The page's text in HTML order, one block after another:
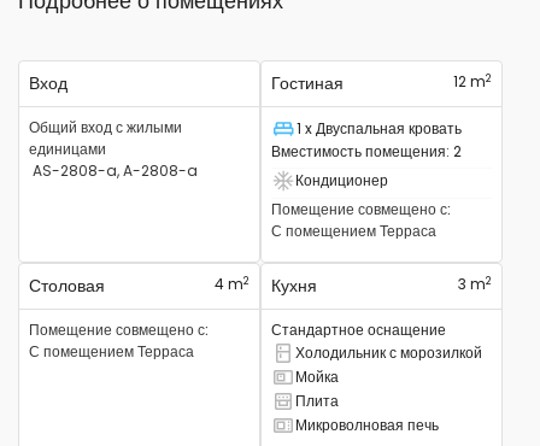
Вход
Общий вход с жилыми
единицами
AS-2808-a, A-2808-a
Гостиная 12 m2
Спальное место
1 x Двуспальная кровать
Вместимость помещения: 2
Есть кондиционер
Кондиционер
Помещение совмещено с:
С помещениемТерраса
Столовая 4 m2
Помещение совмещено с:
С помещениемТерраса
Кухня 3 m2
Стандартное оснащение
Есть комбинированный холодильник.
Холодильник с морозилкой
Там есть раковина
Мойка
Там есть плита
Плита
Есть микроволновая печь
Микроволновая печь